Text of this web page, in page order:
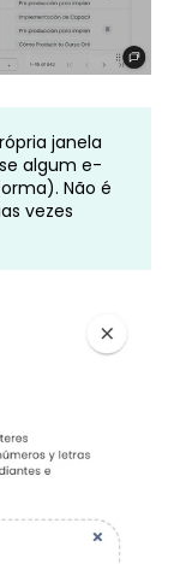
janela
algum e-
Não é
vezes